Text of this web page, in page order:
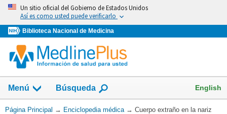
Omita
vaya
al
Contenido
Un sitio oficial del Gobierno de Estados Unidos
Así es como usted puede verificarlo
Biblioteca Nacional de Medicina
Menú Búsqueda English
Usted
Página Principal → Enciclopedia médica → Cuerpo extraño en la nariz